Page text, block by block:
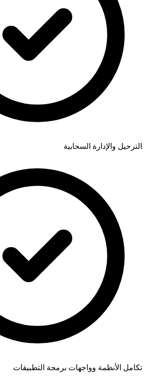
الترحيل والإدارة السحابية
تكامل الأنظمة وواجهات برمجة التطبيقات